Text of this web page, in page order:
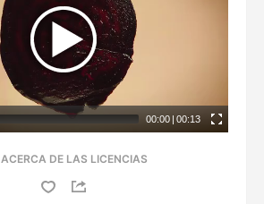
00:00 | 00:13
ACERCA DE LAS LICENCIAS